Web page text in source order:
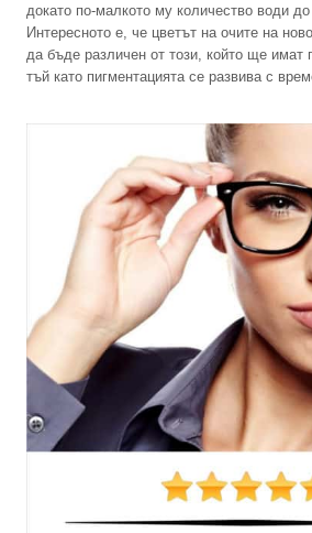
докато по-малкото му количество води
Интересното е, че цветът на очите на
да бъде различен от този, който ще имат
тъй като пигментацията се развива с